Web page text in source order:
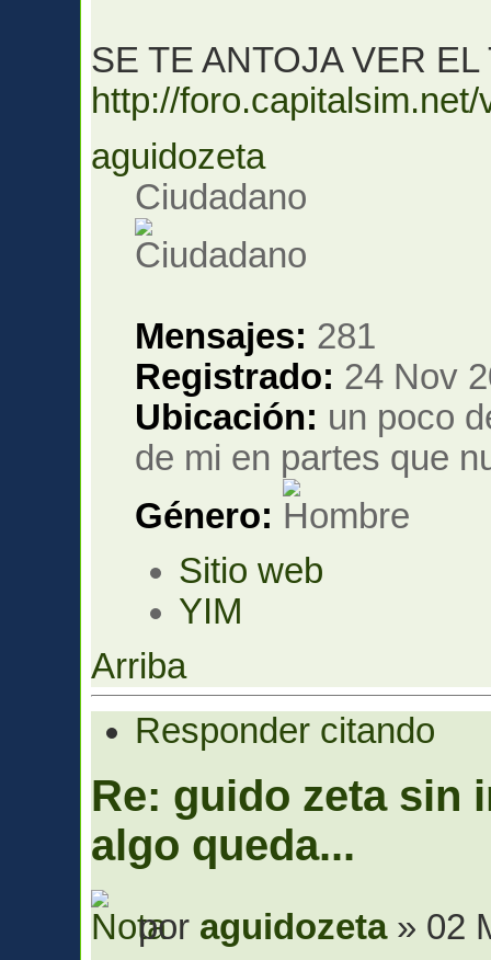
SE TE ANTOJA VER
http://
aguidozeta
Ciudadano
Mensajes: 281
Registrado: 24 Nov
Ubicación: un poco
de mi en partes que
Género:
Sitio web
YIM
Arriba
Responder citando
Re: guido zeta sin
algo queda...
por aguidozeta» 02